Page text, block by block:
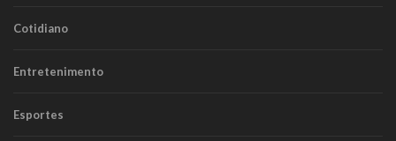
Cotidiano
Entretenimento
Esportes